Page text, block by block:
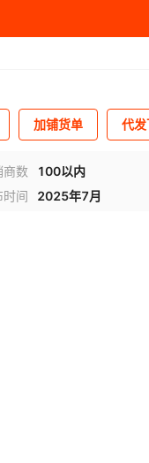
加铺货单 代
商数
100以内
时间 2025年7月